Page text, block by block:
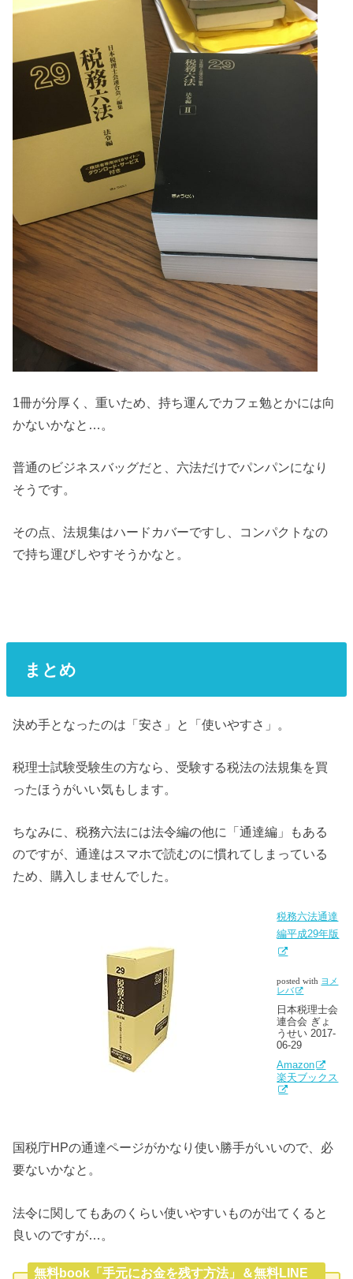
1冊が分厚く、重いため、持ち運んでカフェ勉とかには向
かないかなと…。
普通のビジネスバッグだと、六法だけでパンパンになり
そうです。
その点、法規集はハードカバーですし、コンパクトなの
で持ち運びしやすそうかなと。
まとめ
決め手となったのは「安さ」と「使いやすさ」。
税理士試験受験生の方なら、受験する税法の法規集を買
ったほうがいい気もします。
ちなみに、税務六法には法令編の他に「通達編」もある
のですが、通達はスマホで読むのに慣れてしまっている
ため、購入しませんでした。
税務六法通達
編平成29年版
posted with ヨメ
レバ
日本税理士会
連合会 ぎょ
うせい 2017-
06-29
Amazon
楽天ブックス
国税庁HPの通達ページがかなり使い勝手がいいので、必
要ないかなと。
法令に関してもあのくらい使いやすいものが出てくると
良いのですが…。
無料book「手元にお金を残す方法」＆無料LINE